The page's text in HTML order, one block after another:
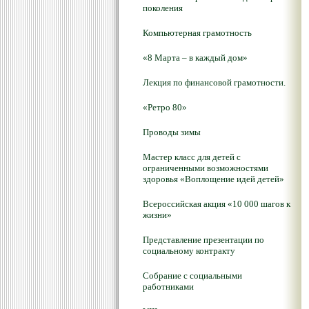
поколения
Компьютерная грамотность
«8 Марта – в каждый дом»
Лекция по финансовой грамотности.
«Ретро 80»
Проводы зимы
Мастер класс для детей с
ограниченными возможностями
здоровья «Воплощение идей детей»
Всероссийская акция «10 000 шагов к
жизни»
Представление презентации по
социальному контракту
Собрание с социальными
работниками